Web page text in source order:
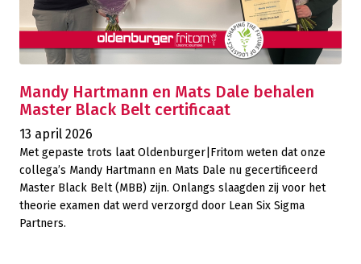
Mandy Hartmann en Mats Dale behalen
Master Black Belt certificaat
13 april 2026
Met gepaste trots laat Oldenburger|Fritom weten dat onze
collega’s Mandy Hartmann en Mats Dale nu gecertificeerd
Master Black Belt (MBB) zijn. Onlangs slaagden zij voor het
theorie examen dat werd verzorgd door Lean Six Sigma
Partners.